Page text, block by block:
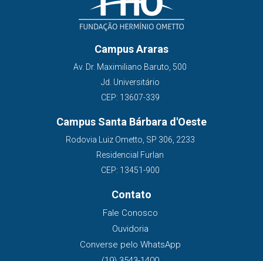
Campus Araras
Av. Dr. Maximiliano Baruto, 500
Jd. Universitário
CEP: 13607-339
Campus Santa Bárbara d'Oeste
Rodovia Luiz Ometto, SP 306, 2233
Residencial Furlan
CEP: 13451-900
Contato
Fale Conosco
Ouvidoria
Converse pelo WhatsApp